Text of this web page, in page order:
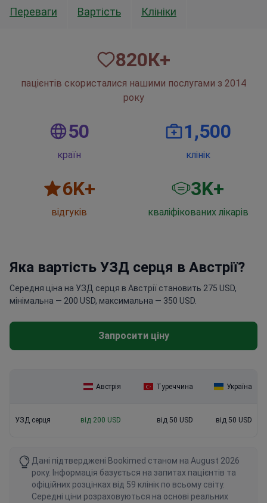
Переваги Вартість Клініки
820К+
пацієнтів скористалися нашими послугами з 2014
року
50
країн
1,500
клінік
6K+
відгуків
3K+
кваліфікованих лікарів
Яка вартість УЗД серця в Австрії?
Середня ціна на УЗД серця в Австрії становить 275 USD,
мінімальна — 200 USD, максимальна — 350 USD.
Запросити ціну
Австрія Туреччина Україна
УЗД серця від 200 USD від 50 USD від 50 USD
Дані підтверджені Bookimed станом на August 2026
року. Інформація базується на запитах пацієнтів та
офіційних розцінках від 59 клінік по всьому світу.
Середні ціни розраховуються на основі реальних